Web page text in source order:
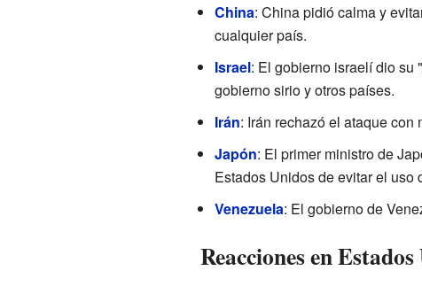
China: China pidió calma y
cualquier país.
Israel: El gobierno israelí dio su
gobierno sirio y otros países.
Irán: Irán rechazó el ataque con
Japón: El primer ministro de
Estados Unidos de evitar el uso
Venezuela: El gobierno de
Reacciones en